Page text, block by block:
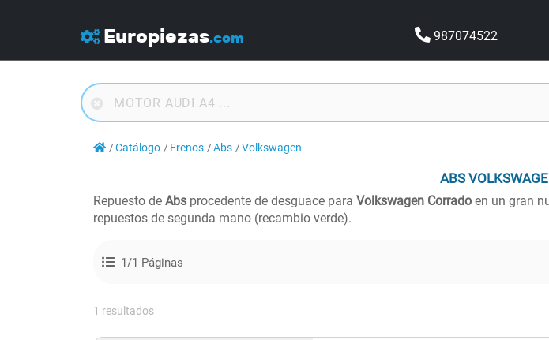
Europiezas.com 987074522
Catálogo Frenos Abs Volkswagen
ABS
Repuesto de Abs procedente de desguace para Volkswagen Corrado en un gran
repuestos de segunda mano (recambio verde).
1/1 Páginas
1 resultados